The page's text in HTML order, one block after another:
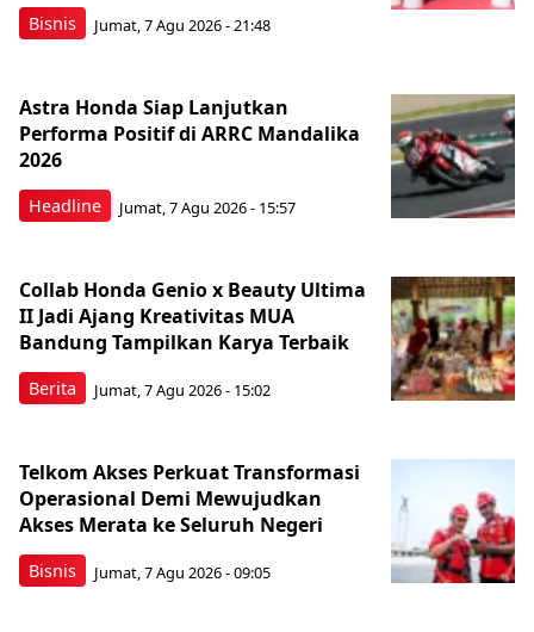
Bisnis Jumat, 7 Agu 2026 - 21:48
Headline
Astra Honda Siap Lanjutkan
Performa Positif di ARRC Mandalika
2026
Jumat, 7 Agu 2026 - 15:57
Berita
Collab Honda Genio x Beauty Ultima
II Jadi Ajang Kreativitas MUA
Bandung Tampilkan Karya Terbaik
Jumat, 7 Agu 2026 - 15:02
Bisnis
Telkom Akses Perkuat Transformasi
Operasional Demi Mewujudkan
Akses Merata ke Seluruh Negeri
Jumat, 7 Agu 2026 - 09:05